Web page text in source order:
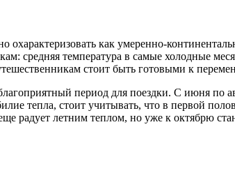
охарактеризовать как умеренно-
средняя температура в самые холодные
стоит быть готовыми к
период для поездки. С июня по
тепла, стоит учитывать, что в первой
радует летним теплом, но уже к октябрю